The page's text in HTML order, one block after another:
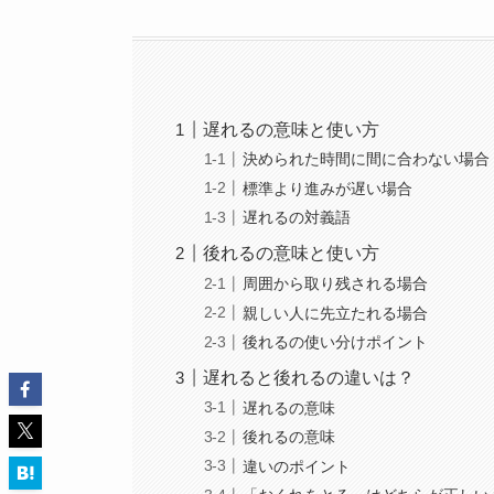
遅れるの意味と使い方
決められた時間に間に合わない場合
標準より進みが遅い場合
遅れるの対義語
後れるの意味と使い方
周囲から取り残される場合
親しい人に先立たれる場合
後れるの使い分けポイント
遅れると後れるの違いは？
遅れるの意味
後れるの意味
違いのポイント